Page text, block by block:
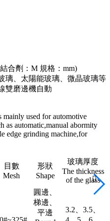
合劑：M 規格：mm)
璃、太陽能玻璃、微晶玻璃等
雙磨邊機自動
mainly used for automotive
as automatic,manual abormity
edge grinding machine,for
目數
Mesh
形狀
Shape
玻璃厚度
The thickness
of the glass
圓邊、
梯邊、
平邊
3.2、3.5、
